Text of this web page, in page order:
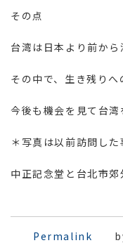
その点
台湾は日本より前か
その中で、生き残りへ
今後も機会を見て台湾
＊写真は以前訪問した
中正記念堂と台北市郊
Permalink